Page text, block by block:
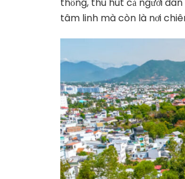
thống, thu hút cả người
tâm linh mà còn là nơi